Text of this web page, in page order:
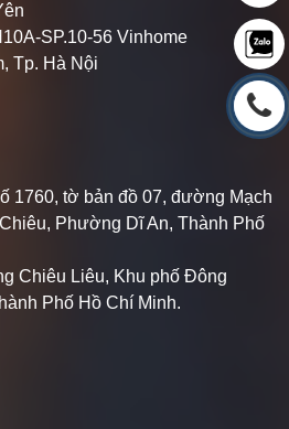
SP.10-56 Vinhome
Tp. Hà Nội
1760, tờ bản đồ 07, đường Mạch
Phường Dĩ An, Thành Phố
Chiêu Liêu, Khu phố Đông
Phố Hồ Chí Minh.